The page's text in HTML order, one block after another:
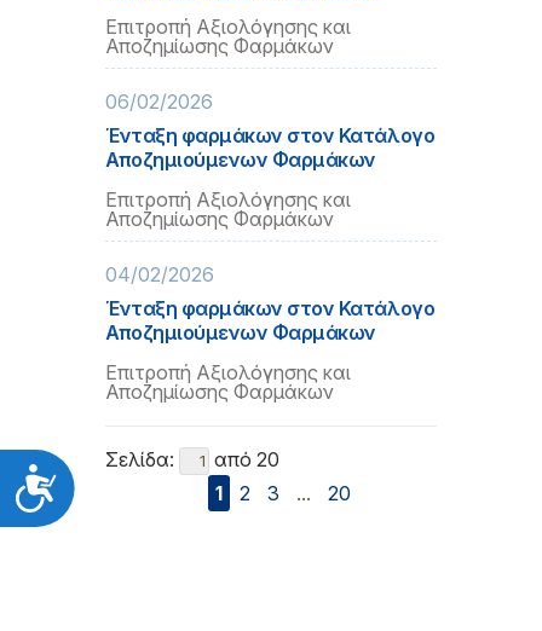
Προσιτότητα
Επιτροπή Αξιολόγησης και
Αποζημίωσης Φαρμάκων
06/02/2026
Ένταξη φαρμάκων στον Κατάλογο
Αποζημιούμενων Φαρμάκων
Επιτροπή Αξιολόγησης και
Αποζημίωσης Φαρμάκων
04/02/2026
Ένταξη φαρμάκων στον Κατάλογο
Αποζημιούμενων Φαρμάκων
Επιτροπή Αξιολόγησης και
Αποζημίωσης Φαρμάκων
Σελίδα:
από 20
1
2 3 ... 20